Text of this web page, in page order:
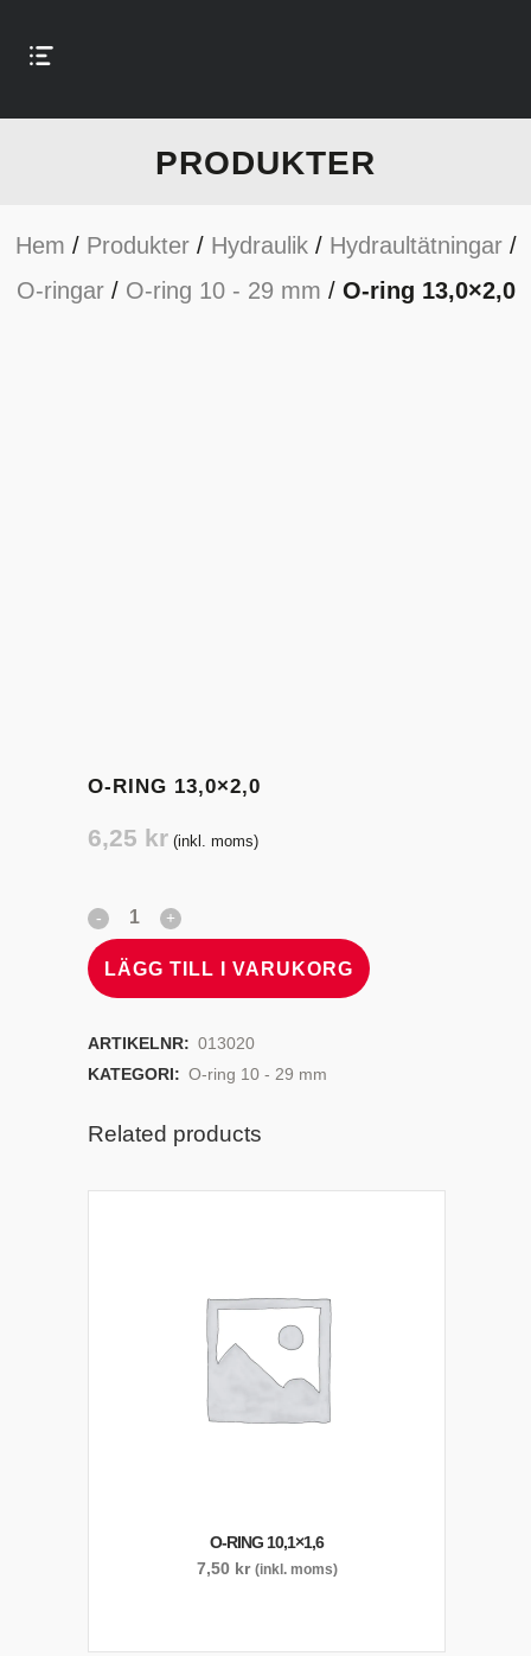
PRODUKTER
Hem / Produkter/ Hydraulik/ Hydraultätningar/
O-ringar/ O-ring 10 - 29 mm / O-ring 13,0×2,0
O-RING 13,0×2,0
6,25 kr (inkl. moms)
LÄGG TILL I VARUKORG
ARTIKELNR: 013020
KATEGORI: O-ring 10 - 29 mm
Related products
O-RING 10,1×1,6
7,50 kr (inkl. moms)